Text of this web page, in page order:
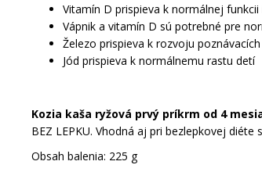
Vitamín D prispieva k normálnej
Vápnik a vitamín D sú potrebné pre
Železo prispieva k rozvoju
Jód prispieva k normálnemu rastu detí
Kozia kaša ryžová prvý príkrm od 4
BEZ LEPKU. Vhodná aj pri bezlepkovej diéte
Obsah balenia: 225 g